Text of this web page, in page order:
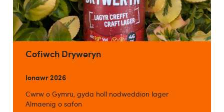
Cofiwch Dryweryn
Ionawr 2026
Cwrw o Gymru, gyda holl nodweddion lager
Almaenig o safon